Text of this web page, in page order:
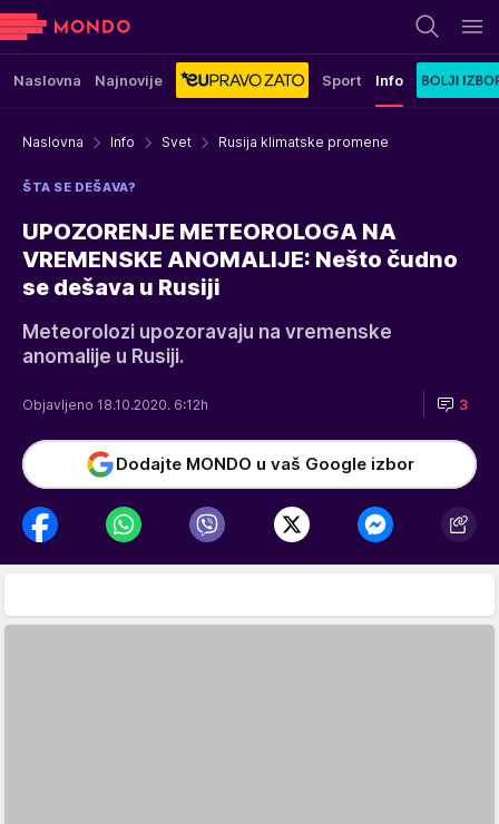
Naslovna Najnovije Sport Info
Naslovna Info Svet Rusija klimatske promene
ŠTA SE DEŠAVA?
UPOZORENJE METEOROLOGA NA
VREMENSKE ANOMALIJE: Nešto čudno
se dešava u Rusiji
Meteorolozi upozoravaju na vremenske
anomalije u Rusiji.
Objavljeno 18.10.2020. 6:12h 3
Dodajte MONDO u vaš Google izbor